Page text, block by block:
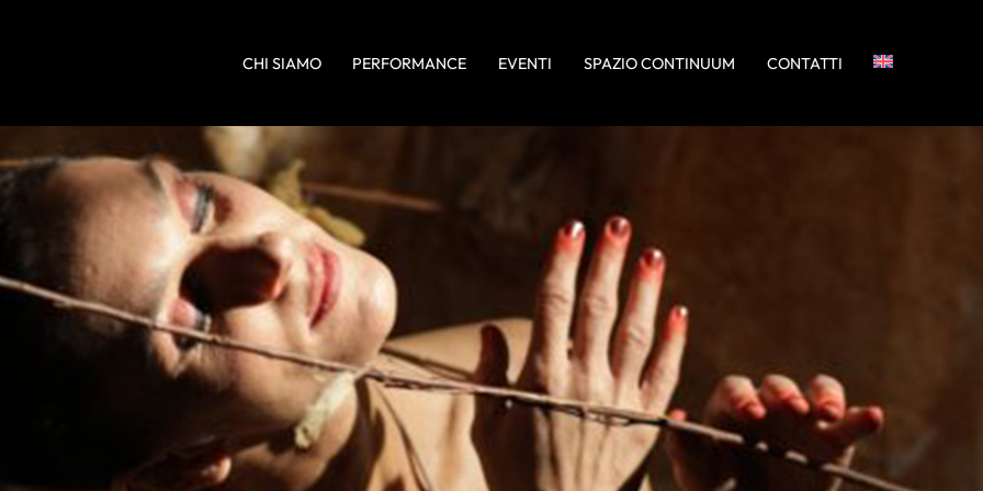
CHI SIAMO PERFORMANCE EVENTI SPAZIO CONTINUUM CONTATTI